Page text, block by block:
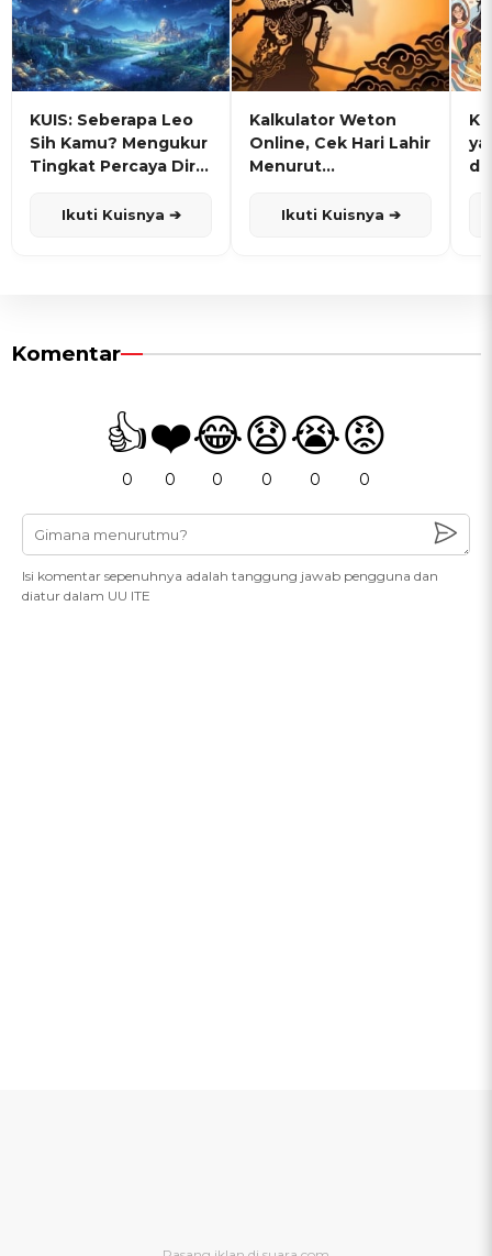
KUIS: Seberapa Leo
Sih Kamu? Mengukur
Tingkat Percaya Diri
Ikuti Kuisnya ➔
Kalkulator Weton
Online, Cek Hari Lahir
Menurut
Ikuti Kuisnya ➔
Komentar
👍
0
❤️
0
😂
0
😧
0
😭
0
😡
0
Isi komentar sepenuhnya adalah tanggung jawab pengguna dan
diatur dalam UU ITE